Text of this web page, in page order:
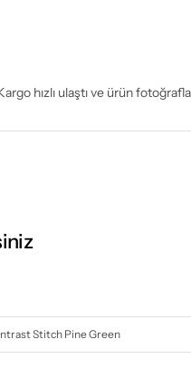
hızlı ulaştı ve ürün
Stitch Pine Green